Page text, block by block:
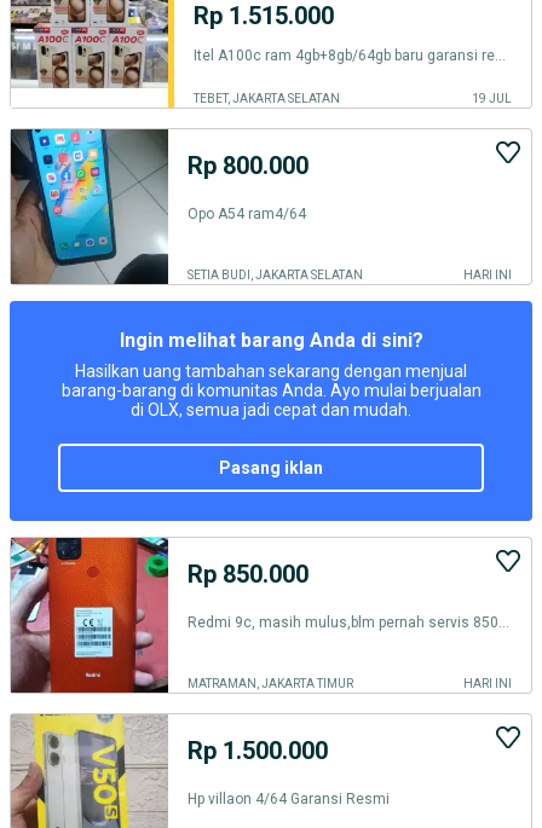
Rp 1.515.000
TEBET, JAKARTA SELATAN 19 JUL
Rp 800.000
Opo A54 ram4/64
SETIA BUDI, JAKARTA SELATAN HARI INI
Ingin melihat barang Anda di sini?
Hasilkan uang tambahan sekarang dengan menjual
barang-barang di komunitas Anda. Ayo mulai berjualan
di OLX, semua jadi cepat dan mudah.
pasang iklan
Rp 850.000
MATRAMAN, JAKARTA TIMUR HARI INI
Rp 1.500.000
Hp villaon 4/64 Garansi Resmi